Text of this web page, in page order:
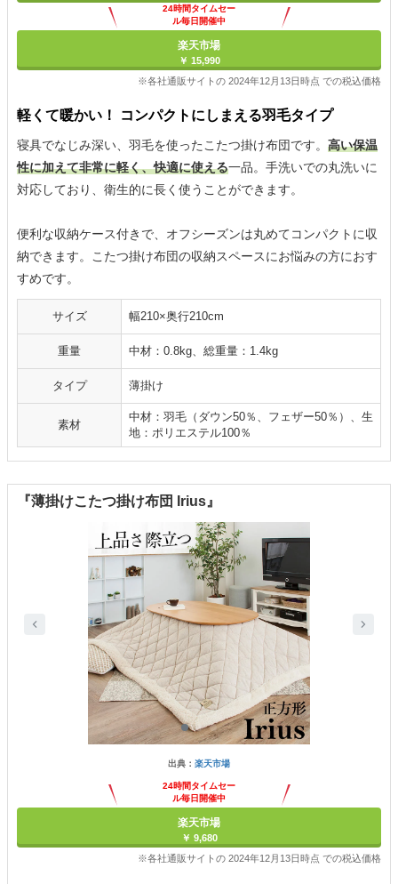
24時間タイムセー
ル毎日開催中
楽天市場
￥ 15,990
※各社通販サイトの 2024年12月13日時点 での税込価格
軽くて暖かい！ コンパクトにしまえる羽毛タイプ
寝具でなじみ深い、羽毛を使ったこたつ掛け布団です。 高い保温
性に加えて非常に軽く、快適に使える一品。手洗いでの丸洗いに
対応しており、衛生的に長く使うことができます。
便利な収納ケース付きで、オフシーズンは丸めてコンパクトに収
納できます。こたつ掛け布団の収納スペースにお悩みの方におす
すめです。
サイズ 幅210×奥行210cm
重量 中材：0.8kg、総重量：1.4kg
タイプ 薄掛け
素材
中材：羽毛（ダウン50％、フェザー50％）、生
地：ポリエステル100％
『薄掛けこたつ掛け布団 Irius』
出典： 楽天市場
24時間タイムセー
ル毎日開催中
楽天市場
￥ 9,680
※各社通販サイトの 2024年12月13日時点 での税込価格